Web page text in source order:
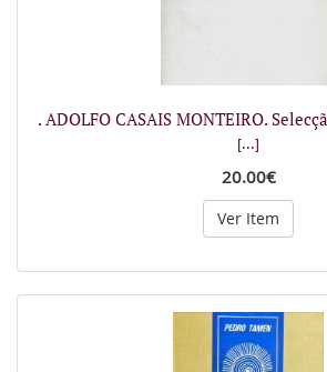
. ADOLFO CASAIS MONTEIRO.
[...]
20.00€
Ver Item